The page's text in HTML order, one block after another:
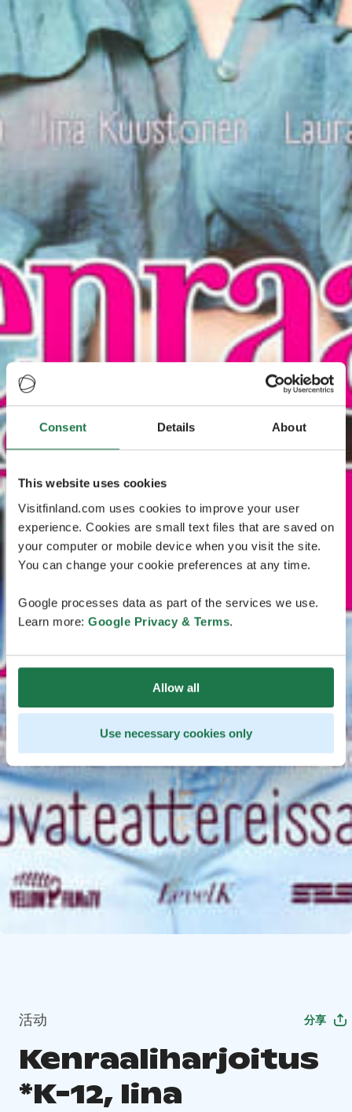
Consent Details About
This website uses cookies
Visitfinland.com uses cookies to improve your user
experience. Cookies are small text files that are saved on
your computer or mobile device when you visit the site.
You can change your cookie preferences at any time.
Google processes data as part of the services we use.
Learn more: Google Privacy & Terms.
Allow all
Use necessary cookies only
活动 分享
Kenraaliharjoitus
*K-12, Iina